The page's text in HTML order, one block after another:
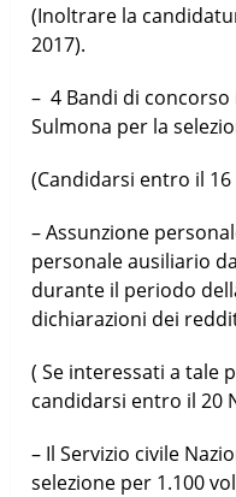
(Inoltrare la
2017).
– 4 Bandi di
Sulmona per la
(Candidarsi entro il
– Assunzione
personale ausiliario
durante il periodo
dichiarazioni dei
( Se interessati a tale
candidarsi entro il 20
– Il Servizio civile
selezione per 1.100